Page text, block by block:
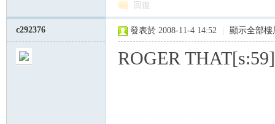
回復
c292376 發表於 2008-11-4 14:52 顯示全部樓
ROGER